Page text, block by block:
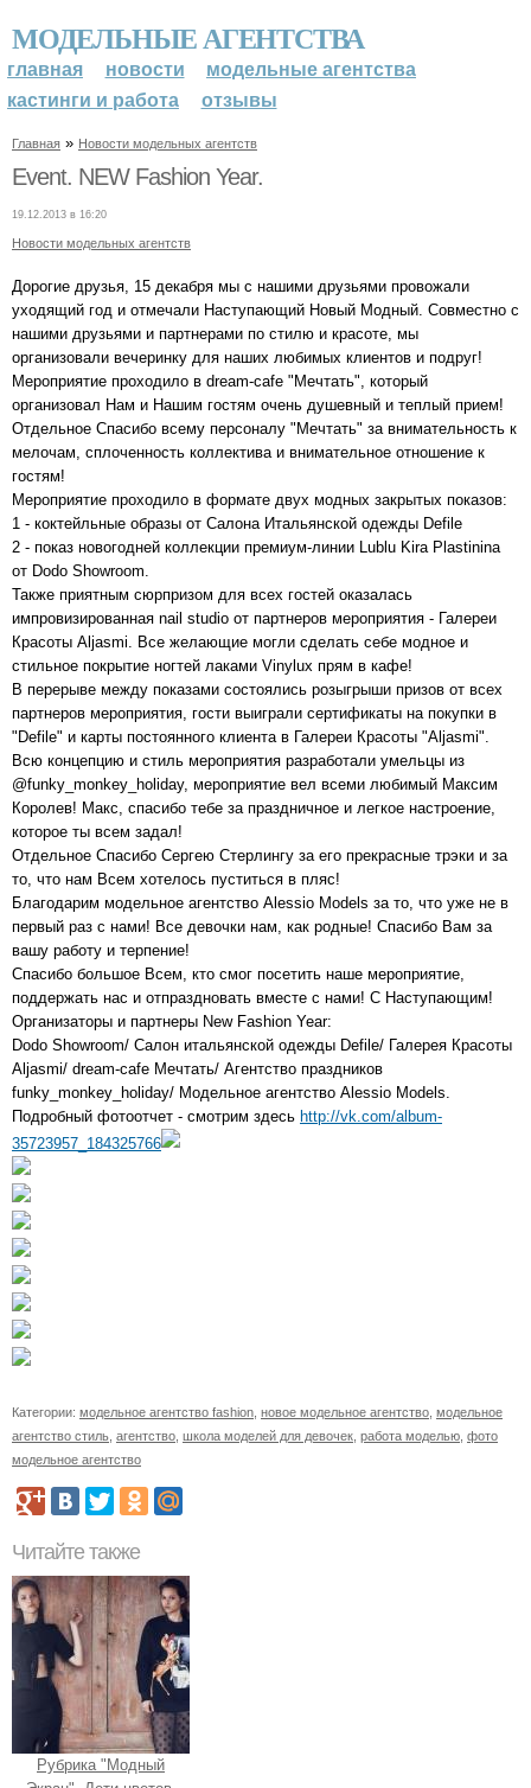
МОДЕЛЬНЫЕ АГЕНТСТВА
главная новости
модельные агентства
кастинги и работа
отзывы
Главная » Новости модельных агентств
Event. NEW Fashion Year.
19.12.2013 в 16:20
Новости модельных агентств
Дорогие друзья, 15 декабря мы с нашими друзьями провожали
уходящий год и отмечали Наступающий Новый Модный. Совместно с
нашими друзьями и партнерами по стилю и красоте, мы
организовали вечеринку для наших любимых клиентов и подруг!
Мероприятие проходило в dream-cafe "Мечтать", который
организовал Нам и Нашим гостям очень душевный и теплый прием!
Отдельное Спасибо всему персоналу "Мечтать" за внимательность к
мелочам, сплоченность коллектива и внимательное отношение к
гостям!
Мероприятие проходило в формате двух модных закрытых показов:
1 - коктейльные образы от Салона Итальянской одежды Defile
2 - показ новогодней коллекции премиум-линии Lublu Kira Plastinina
от Dodo Showroom.
Также приятным сюрпризом для всех гостей оказалась
импровизированная nail studio от партнеров мероприятия - Галереи
Красоты Aljasmi. Все желающие могли сделать себе модное и
стильное покрытие ногтей лаками Vinylux прям в кафе!
В перерыве между показами состоялись розыгрыши призов от всех
партнеров мероприятия, гости выиграли сертификаты на покупки в
"Defile" и карты постоянного клиента в Галереи Красоты "Aljasmi".
Всю концепцию и стиль мероприятия разработали умельцы из
@funky_monkey_holiday, мероприятие вел всеми любимый Максим
Королев! Макс, спасибо тебе за праздничное и легкое настроение,
которое ты всем задал!
Отдельное Спасибо Сергею Стерлингу за его прекрасные трэки и за
то, что нам Всем хотелось пуститься в пляс!
Благодарим модельное агентство Alessio Models за то, что уже не в
первый раз с нами! Все девочки нам, как родные! Спасибо Вам за
вашу работу и терпение!
Спасибо большое Всем, кто смог посетить наше мероприятие,
поддержать нас и отпраздновать вместе с нами! С Наступающим!
Организаторы и партнеры New Fashion Year:
Dodo Showroom/ Салон итальянской одежды Defile/ Галерея Красоты
Aljasmi/ dream-cafe Мечтать/ Агентство праздников
funky_monkey_holiday/ Модельное агентство Alessio Models.
Подробный фотоотчет - смотрим здесь http://vk.com/album-
35723957_184325766
Категории: модельное агентство fashion новое модельное агентство модельное
агентство стиль агентство школа моделей для девочек работа моделью фото
модельное агентство
Читайте также
Рубрика "Модный